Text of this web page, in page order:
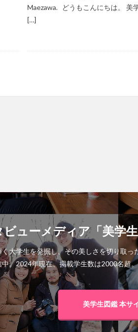
Maezawa. どうもこんにちは。 美
[…]
ューメディア「美学
大学生を発掘し、その美しさを切り取
。2024年現在、掲載学生数は2000名超
美学生図鑑 本サ